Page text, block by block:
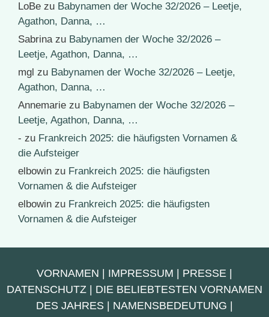
LoBe zu Babynamen der Woche 32/2026 – Leetje,
Agathon, Danna, …
Sabrinazu Babynamen der Woche 32/2026 –
Leetje, Agathon, Danna, …
mgl zu Babynamen der Woche 32/2026 – Leetje,
Agathon, Danna, …
Annemarie zu Babynamen der Woche 32/2026 –
Leetje, Agathon, Danna, …
- zu Frankreich 2025: die häufigsten Vornamen &
die Aufsteiger
elbowin zu Frankreich 2025: die häufigsten
Vornamen & die Aufsteiger
elbowin zu Frankreich 2025: die häufigsten
Vornamen & die Aufsteiger
VORNAMEN IMPRESSUM PRESSE
DATENSCHUTZ
DIE BELIEBTESTEN VORNAMEN
DES JAHRES
NAMENSBEDEUTUNG